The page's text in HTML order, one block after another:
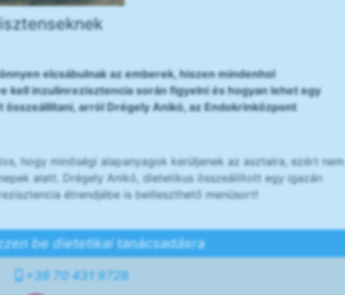
elcsábulnak az emberek, hiszen mindenhol
kell inzulinrezisztencia során figyelni és hogyan lehet egy
arról Drégely Anikó, az Endokrinközpont
hogy minőségi alapanyagok kerüljenek az asztalra, ezért nem
alatt. Drégely Anikó, dietetikus összeállított egy igazán
étrendjébe is beilleszthető menüsort!
be dietetikai tanácsadásra
+36 70 431 9728